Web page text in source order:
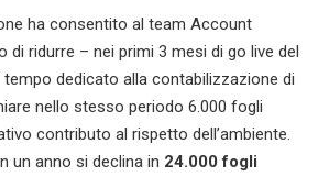
ha consentito al team Account
di ridurre – nei primi 3 mesi di go live del
dedicato alla contabilizzazione di
nello stesso periodo 6.000 fogli
contributo al rispetto dell’ambiente.
un anno si declina in 24.000 fogli